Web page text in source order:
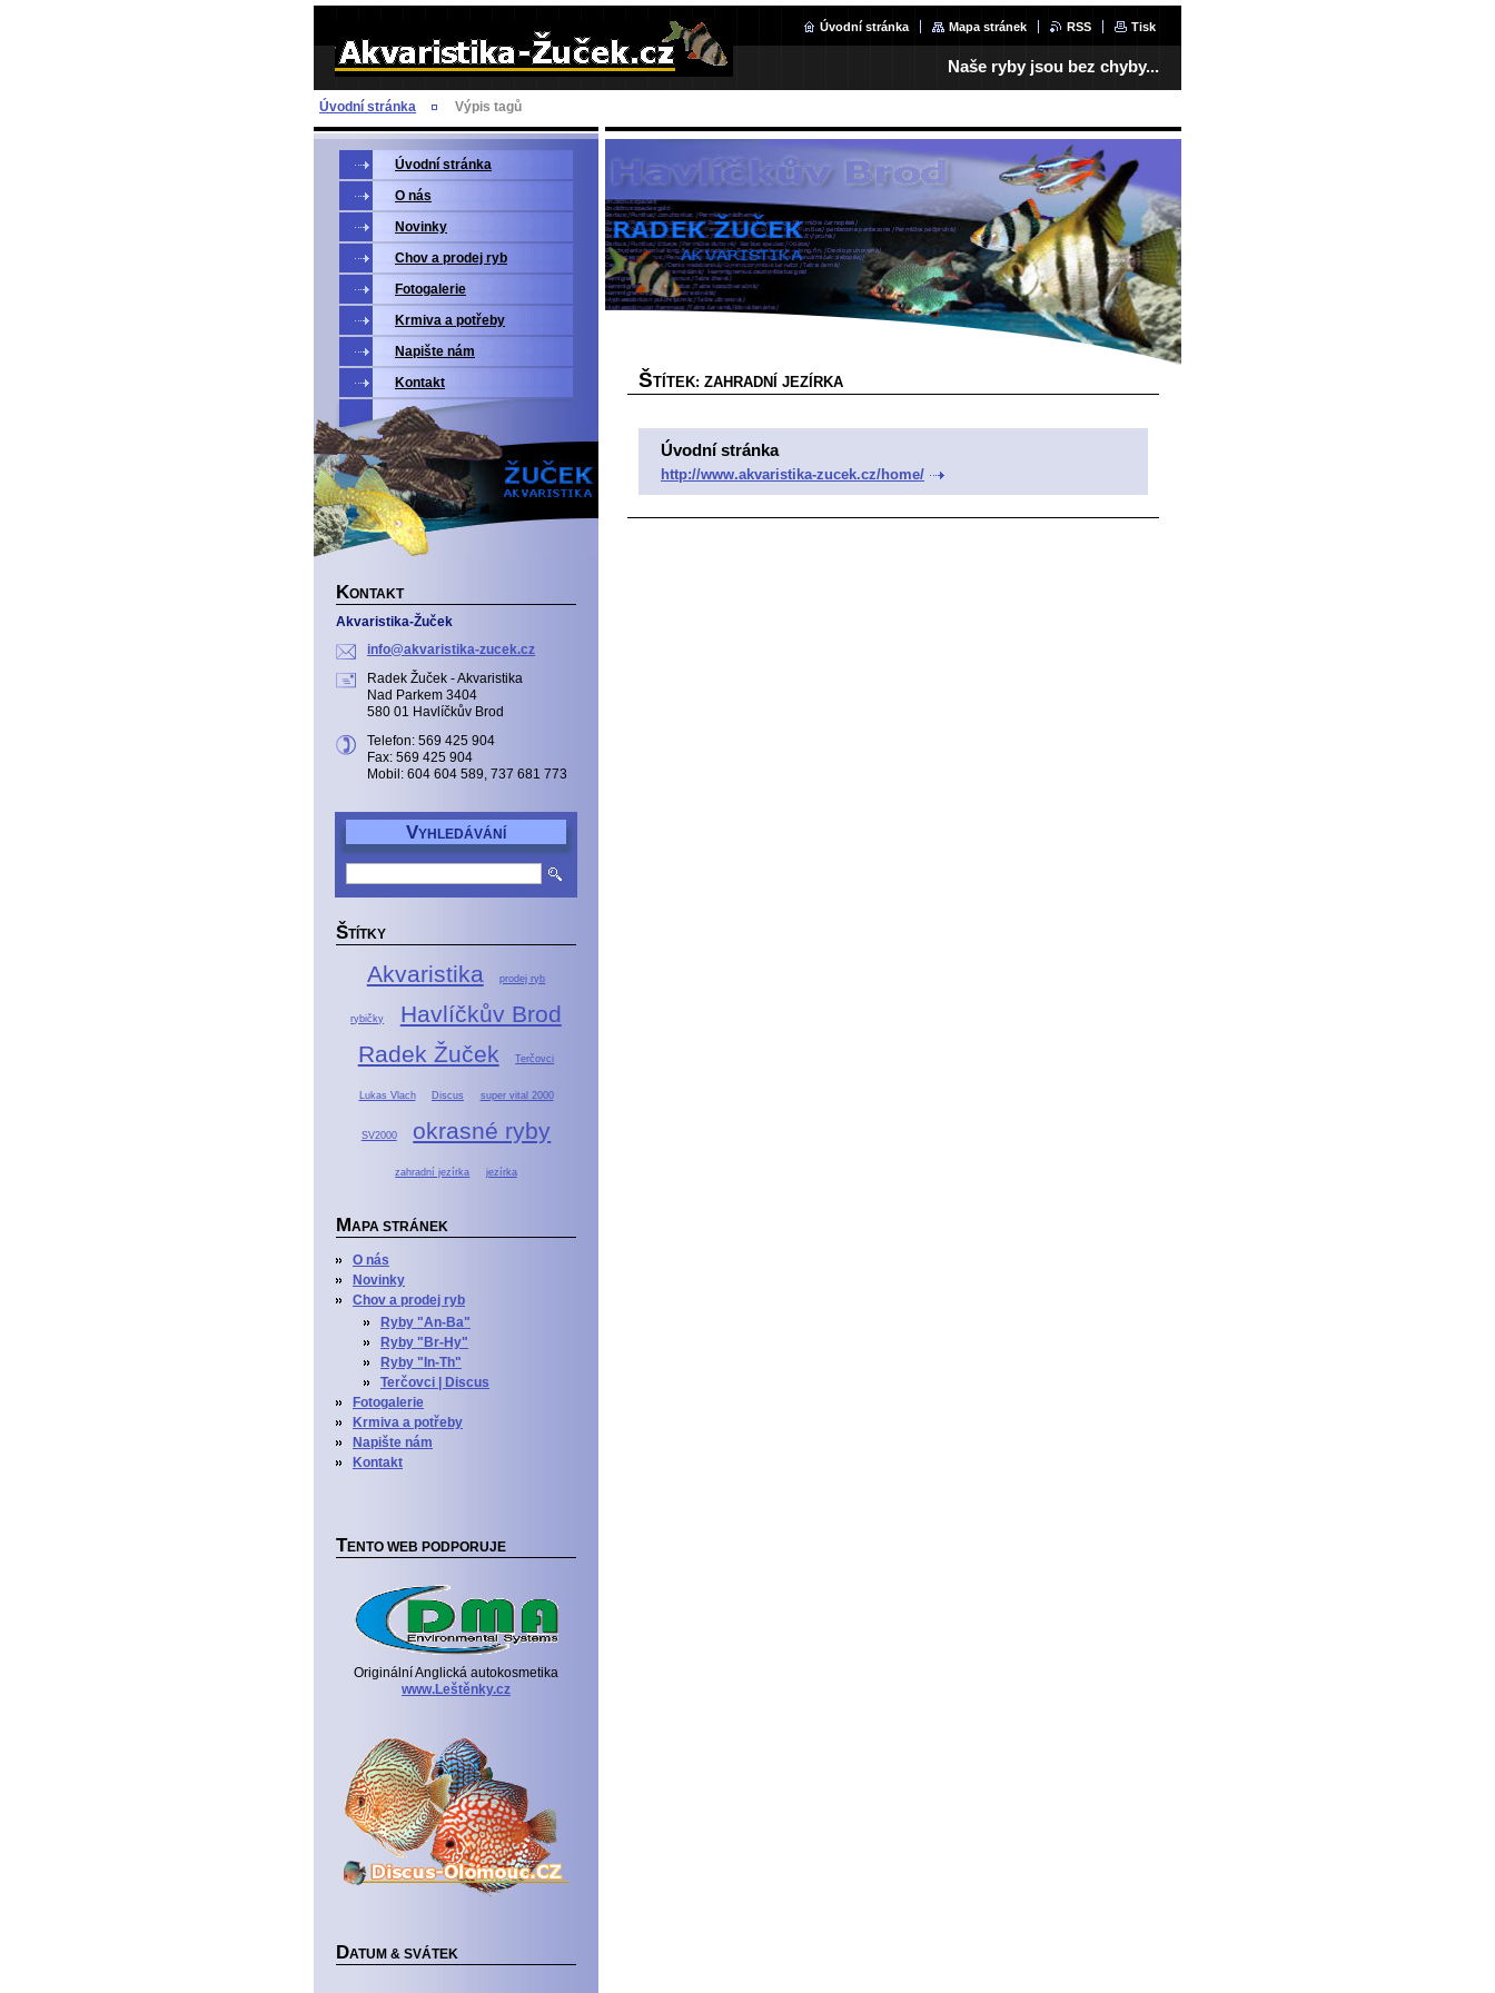
Úvodní stránka Mapa stránek RSS Tisk
Naše ryby jsou bez chyby...
Úvodní stránka Výpis tagů
ŠTÍTEK: ZAHRADNÍ JEZÍRKA
Úvodní stránka
http://www.akvaristika-zucek.cz/home/
Úvodní stránka
O nás
Novinky
Chov a prodej ryb
Fotogalerie
Krmiva a potřeby
Napište nám
Kontakt
KONTAKT
Akvaristika-Žuček
info@akvaristika-zucek.cz
Radek Žuček - Akvaristika
Nad Parkem 3404
580 01 Havlíčkův Brod
Telefon: 569 425 904
Fax: 569 425 904
Mobil: 604 604 589, 737 681 773
VYHLEDÁVÁNÍ
ŠTÍTKY
Akvaristika prodej ryb
rybičky
Havlíčkův Brod
Radek Žuček
Terčovci
Lukas Vlach Discus super vital 2000
SV2000 okrasné ryby
zahradní jezírka jezírka
MAPA STRÁNEK
O nás
Novinky
Chov a prodej ryb
Ryby "An-Ba"
Ryby "Br-Hy"
Ryby "In-Th"
Terčovci | Discus
Fotogalerie
Krmiva a potřeby
Napište nám
Kontakt
TENTO WEB PODPORUJE
Originální Anglická autokosmetika
www.Leštěnky.cz
DATUM & SVÁTEK